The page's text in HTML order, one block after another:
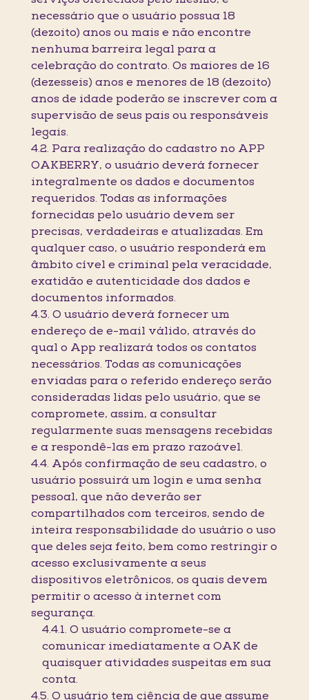
necessário que o usuário possua 18
(dezoito) anos ou mais e não encontre
nenhuma barreira legal para a
celebração do contrato. Os maiores de 16
(dezesseis) anos e menores de 18 (dezoito)
anos de idade poderão se inscrever com a
supervisão de seus pais ou responsáveis
legais.
4.2. Para realização do cadastro no APP
OAKBERRY, o usuário deverá fornecer
integralmente os dados e documentos
requeridos. Todas as informações
fornecidas pelo usuário devem ser
precisas, verdadeiras e atualizadas. Em
qualquer caso, o usuário responderá em
âmbito cível e criminal pela veracidade,
exatidão e autenticidade dos dados e
documentos informados.
4.3. O usuário deverá fornecer um
endereço de e-mail válido, através do
qual o App realizará todos os contatos
necessários. Todas as comunicações
enviadas para o referido endereço serão
consideradas lidas pelo usuário, que se
compromete, assim, a consultar
regularmente suas mensagens recebidas
e a respondê-las em prazo razoável.
4.4. Após confirmação de seu cadastro, o
usuário possuirá um login e uma senha
pessoal, que não deverão ser
compartilhados com terceiros, sendo de
inteira responsabilidade do usuário o uso
que deles seja feito, bem como restringir o
acesso exclusivamente a seus
dispositivos eletrônicos, os quais devem
permitir o acesso à internet com
segurança.
4.4.1. O usuário compromete-se a
comunicar imediatamente a OAK de
quaisquer atividades suspeitas em sua
conta.
4.5. O usuário tem ciência de que assume